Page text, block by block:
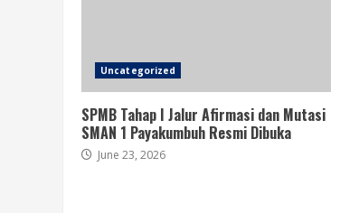
Uncategorized
SPMB Tahap I Jalur Afirmasi dan Mutasi
SMAN 1 Payakumbuh Resmi Dibuka
June 23, 2026